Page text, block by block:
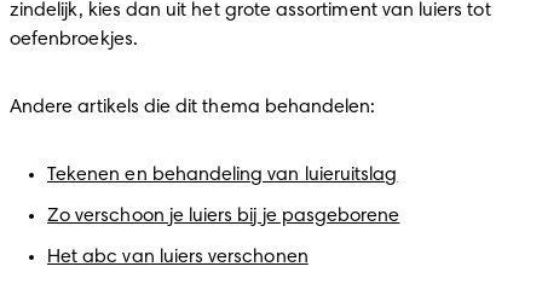
zindelijk, kies dan uit het grote assortiment van luiers tot
oefenbroekjes.
Andere artikels die dit thema behandelen:
Tekenen en behandeling van luieruitslag
Zo verschoon je luiers bij je pasgeborene
Het abc van luiers verschonen